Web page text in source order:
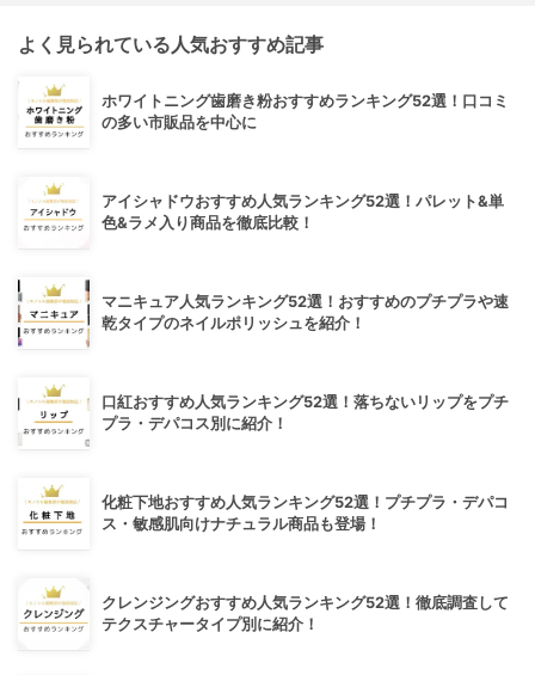
よく見られている人気おすすめ記事
ホワイトニング歯磨き粉おすすめランキング52選！口コミ
の多い市販品を中心に
アイシャドウおすすめ人気ランキング52選！パレット&単
色&ラメ入り商品を徹底比較！
マニキュア人気ランキング52選！おすすめのプチプラや速
乾タイプのネイルポリッシュを紹介！
口紅おすすめ人気ランキング52選！落ちないリップをプチ
プラ・デパコス別に紹介！
化粧下地おすすめ人気ランキング52選！プチプラ・デパコ
ス・敏感肌向けナチュラル商品も登場！
クレンジングおすすめ人気ランキング52選！徹底調査して
テクスチャータイプ別に紹介！